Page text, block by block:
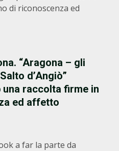
di riconoscenza ed
“Aragona – gli
d’Angiò”
raccolta firme in
ed affetto
a far la parte da